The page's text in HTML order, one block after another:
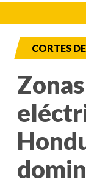
CORTES